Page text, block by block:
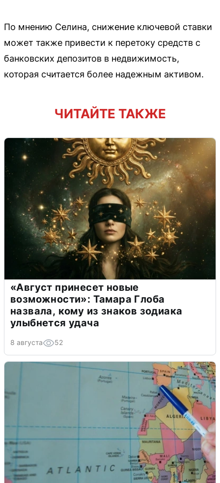
По мнению Селина, снижение ключевой ставки
может также привести к перетоку средств с
банковских депозитов в недвижимость,
которая считается более надежным активом.
ЧИТАЙТЕ ТАКЖЕ
«Август принесет новые
возможности»: Тамара Глоба
назвала, кому из знаков зодиака
улыбнется удача
8 августа 52